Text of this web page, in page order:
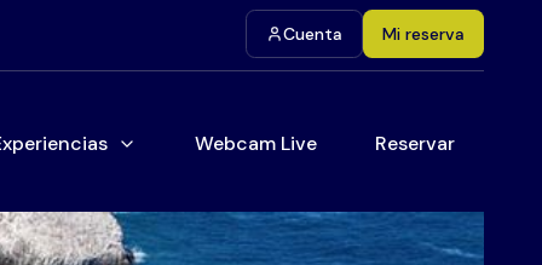
Cuenta Mi reserva
Webcam Live Reservar